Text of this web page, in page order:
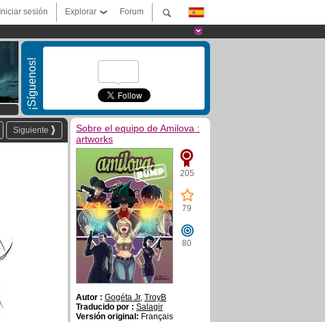
Forum
Explorar
Iniciar sesión
¡Síguenos!
Siguiente
Sobre el equipo de Amilova :
artworks
205
79
80
Autor : Gogéta Jr, TroyB
Traducido por : Salagir
Versión original: Français